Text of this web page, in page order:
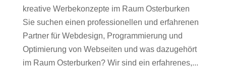
kreative Werbekonzepte im Raum Osterburken
Sie suchen einen professionellen und erfahrenen
Partner für Webdesign, Programmierung und
Optimierung von Webseiten und was dazugehört
im Raum Osterburken? Wir sind ein erfahrenes,...